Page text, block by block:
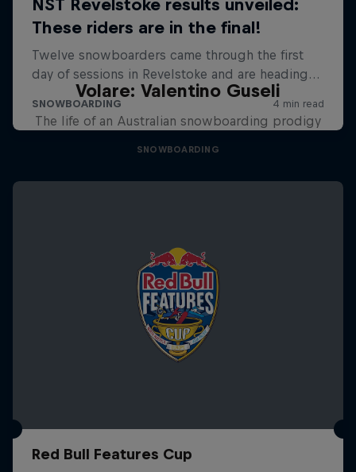
Volare: Valentino Guseli
The life of an Australian snowboarding prodigy
SNOWBOARDING
Red Bull Features Cup